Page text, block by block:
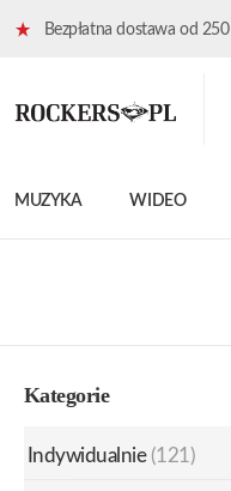
Bezpłatna dostawa od 250
MUZYKA WIDEO
Kategorie
Indywidualnie (121)